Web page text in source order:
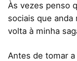
Às vezes penso
sociais que
volta à minha
Antes de tomar